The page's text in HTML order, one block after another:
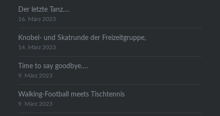
Der letzte Tanz….
16. März 2023
Knobel- und Skatrunde der Freizeitgruppe,
14. März 2023
Time to say goodbye….
9. März 2023
Walking-Football meets Tischtennis
9. März 2023